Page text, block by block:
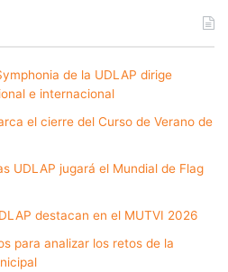
de la UDLAP dirige
e internacional
el cierre del Curso de Verano de
UDLAP jugará el Mundial de Flag
destacan en el MUTVI 2026
para analizar los retos de la